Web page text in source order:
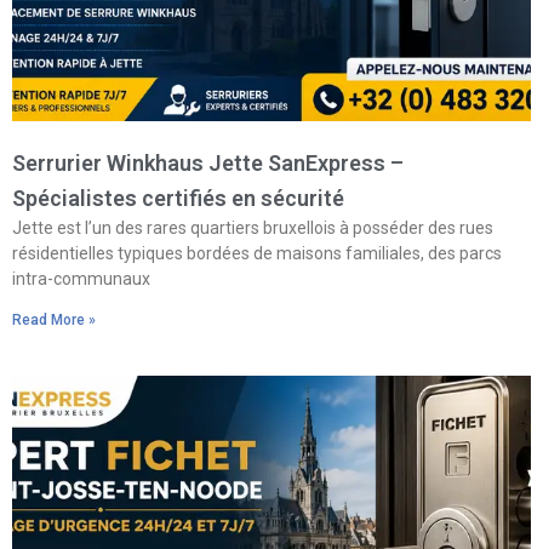
Serrurier Winkhaus Jette SanExpress –
Spécialistes certifiés en sécurité
Jette est l’un des rares quartiers bruxellois à posséder des rues
résidentielles typiques bordées de maisons familiales, des parcs
intra-communaux
Read More »